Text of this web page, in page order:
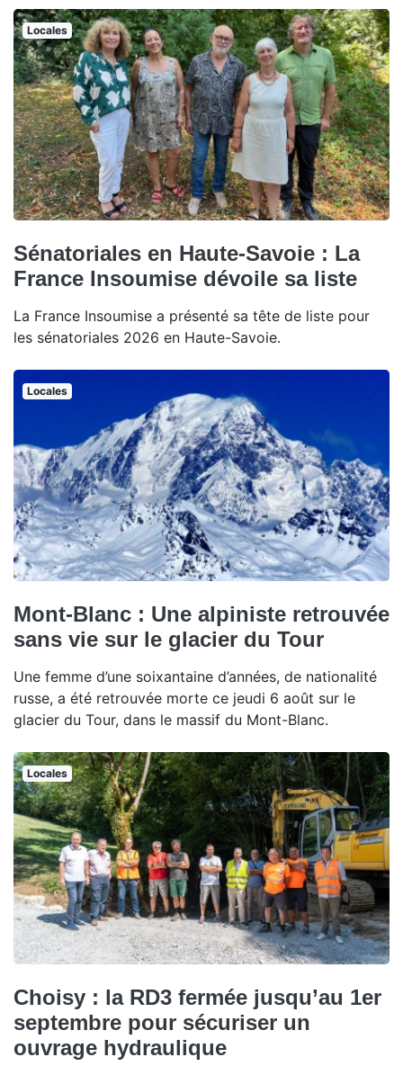
Locales
Sénatoriales en Haute-Savoie : La
France Insoumise dévoile sa liste
La France Insoumise a présenté sa tête de liste pour
les sénatoriales 2026 en Haute-Savoie.
Locales
Mont-Blanc : Une alpiniste retrouvée
sans vie sur le glacier du Tour
Une femme d’une soixantaine d’années, de nationalité
russe, a été retrouvée morte ce jeudi 6 août sur le
glacier du Tour, dans le massif du Mont-Blanc.
Locales
Choisy : la RD3 fermée jusqu’au 1er
septembre pour sécuriser un
ouvrage hydraulique